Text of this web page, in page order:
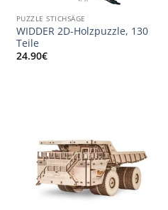
PUZZLE STICHSÄGE
WIDDER 2D-Holzpuzzle, 130
Teile
24.90€